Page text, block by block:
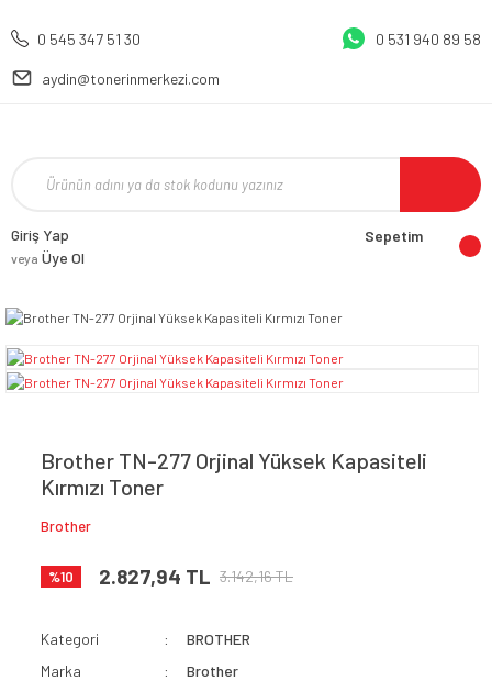
0 545 347 51 30 0 531 940 89 58
aydin@tonerinmerkezi.com
Giriş Yap
veya Üye Ol
Sepetim
Brother TN-277 Orjinal Yüksek Kapasiteli
Kırmızı Toner
Brother
%10 2.827,94 TL 3.142,16 TL
Kategori
BROTHER
Marka
Brother